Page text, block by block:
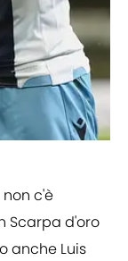
c'è
Scarpa d'oro
anche Luis